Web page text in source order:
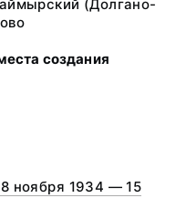
(Долгано-
создания
ноября 1934 — 15